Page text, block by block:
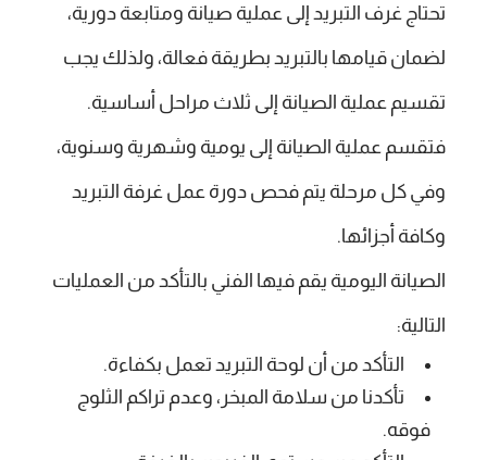
تحتاج غرف التبريد إلى عملية صيانة ومتابعة دورية،
لضمان قيامها بالتبريد بطريقة فعالة، ولذلك يجب
تقسيم عملية الصيانة إلى ثلاث مراحل أساسية.
فتقسم عملية الصيانة إلى يومية وشهرية وسنوية،
وفي كل مرحلة يتم فحص دورة عمل غرفة التبريد
وكافة أجزائها.
الصيانة اليومية يقم فيها الفني بالتأكد من العمليات
التالية:
التأكد من أن لوحة التبريد تعمل بكفاءة.
تأكدنا من سلامة المبخر، وعدم تراكم الثلوج
فوقه.